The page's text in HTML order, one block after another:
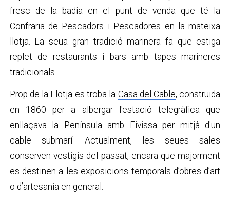
fresc de la badia en el punt de venda que té la
Confraria de Pescadors i Pescadores en la mateixa
llotja. La seua gran tradició marinera fa que estiga
replet de restaurants i bars amb tapes marineres
tradicionals.
Prop de la Llotja es troba la Casa del Cable, construïda
en 1860 per a albergar l'estació telegràfica que
enllaçava la Península amb Eivissa per mitjà d'un
cable submarí. Actualment, les seues sales
conserven vestigis del passat, encara que majorment
es destinen a les exposicions temporals d’obres d’art
o d’artesania en general.